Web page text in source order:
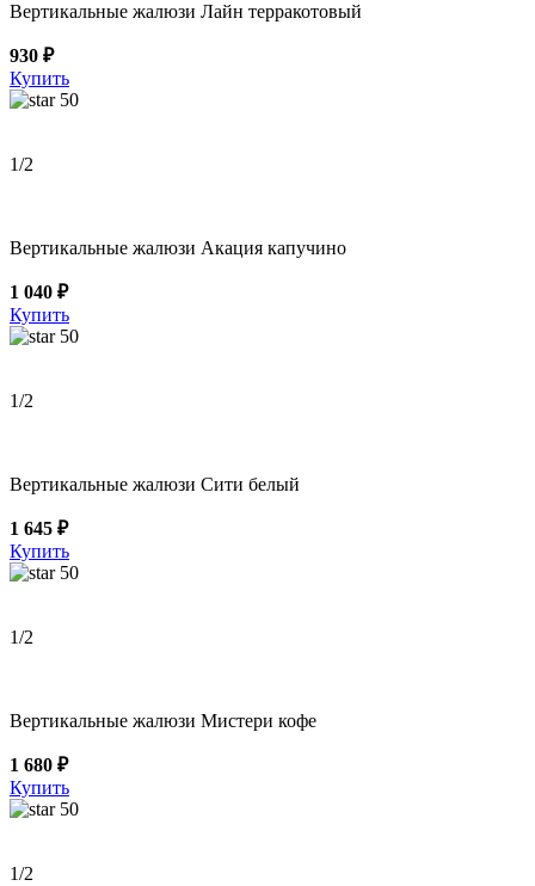
Вертикальные жалюзи Лайн терракотовый
930 ₽
Купить
50
1/2
Вертикальные жалюзи Акация капучино
1 040 ₽
Купить
50
1/2
Вертикальные жалюзи Сити белый
1 645 ₽
Купить
50
1/2
Вертикальные жалюзи Мистери кофе
1 680 ₽
Купить
50
1/2